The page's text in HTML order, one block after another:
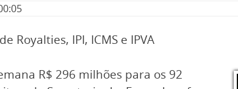
Royalties, IPI, ICMS e IPVA
R$ 296 milhões para os 92